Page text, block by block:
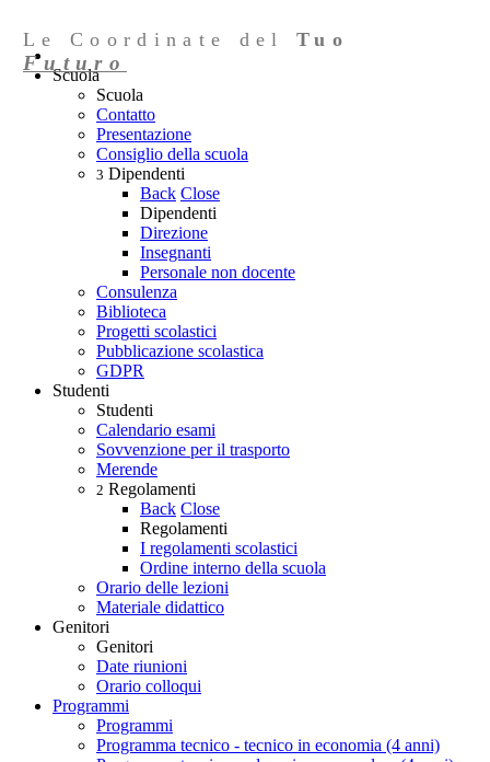
Le Coordinate delTuo
Futuro
Scuola
Scuola
Contatto
Presentazione
Consiglio della scuola
3 Dipendenti
Back Close
Dipendenti
Direzione
Insegnanti
Personale non docente
Consulenza
Biblioteca
Progetti scolastici
Pubblicazione scolastica
GDPR
Studenti
Studenti
Calendario esami
Sovvenzione per il trasporto
Merende
2 Regolamenti
Back Close
Regolamenti
I regolamenti scolastici
Ordine interno della scuola
Orario delle lezioni
Materiale didattico
Genitori
Genitori
Date riunioni
Orario colloqui
Programmi
Programmi
Programma tecnico - tecnico in economia (4 anni)